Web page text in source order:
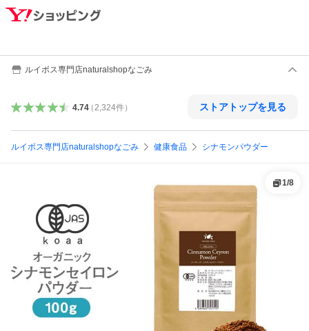
ルイボス専門店naturalshopなごみ
4.74（ 2,324件） ストアトップを見る
ルイボス専門店naturalshopなごみ 健康食品 シナモンパウダー
1/8